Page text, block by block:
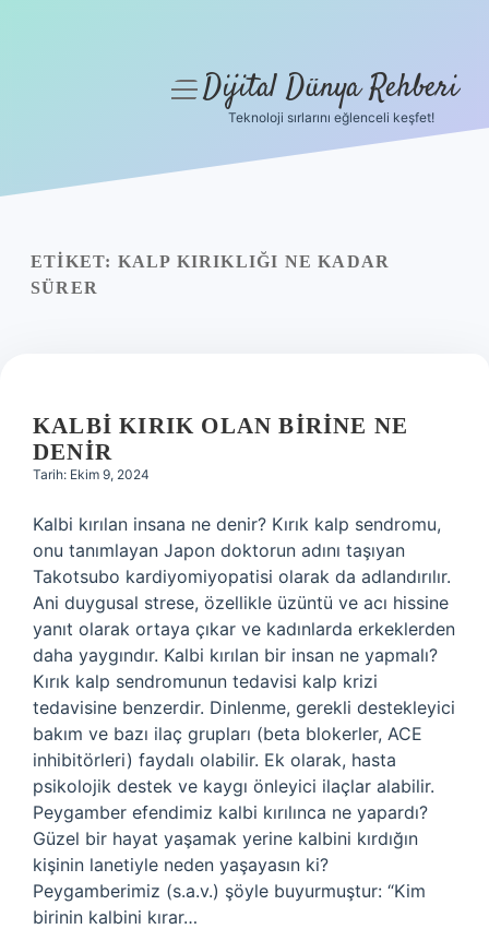
Yasal Uyarı
menüyüDijital Dünya Rehberi
Teknoloji sırlarını eğlenceli keşfet!
ETIKET: KALP KIRIKLIĞI NE KADAR
SÜRER
KALBI KIRIK OLAN BIRINE NE
DENIR
Tarih: Ekim 9, 2024
Kalbi kırılan insana ne denir? Kırık kalp sendromu,
onu tanımlayan Japon doktorun adını taşıyan
Takotsubo kardiyomiyopatisi olarak da adlandırılır.
Ani duygusal strese, özellikle üzüntü ve acı hissine
yanıt olarak ortaya çıkar ve kadınlarda erkeklerden
daha yaygındır. Kalbi kırılan bir insan ne yapmalı?
Kırık kalp sendromunun tedavisi kalp krizi
tedavisine benzerdir. Dinlenme, gerekli destekleyici
bakım ve bazı ilaç grupları (beta blokerler, ACE
inhibitörleri) faydalı olabilir. Ek olarak, hasta
psikolojik destek ve kaygı önleyici ilaçlar alabilir.
Peygamber efendimiz kalbi kırılınca ne yapardı?
Güzel bir hayat yaşamak yerine kalbini kırdığın
kişinin lanetiyle neden yaşayasın ki?
Peygamberimiz (s.a.v.) şöyle buyurmuştur: “Kim
birinin kalbini kırar…